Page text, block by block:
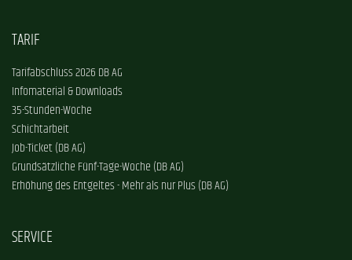
TARIF
Tarifabschluss 2026 DB AG
Infomaterial & Downloads
35-Stunden-Woche
Schichtarbeit
Job-Ticket (DB AG)
Grundsätzliche Fünf-Tage-Woche (DB AG)
Erhöhung des Entgeltes - Mehr als nur Plus (DB AG)
SERVICE